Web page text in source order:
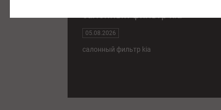
салонный фильтр kia
05.08.2026
салонный фильтр kia